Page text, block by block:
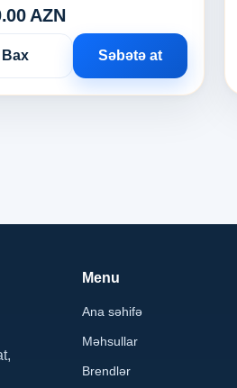
AZN
Bax Səbətə at
Menu
Ana səhifə
Məhsullar
Brendlər